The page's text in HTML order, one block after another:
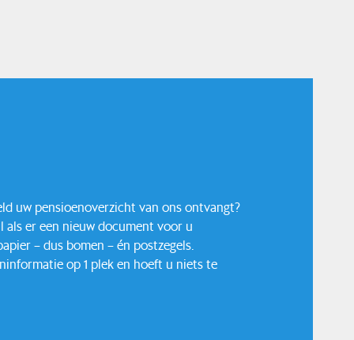
uw pensioenoverzicht van ons ontvangt?
als er een nieuw document voor u
– dus bomen – én postzegels.
op 1 plek en hoeft u niets te